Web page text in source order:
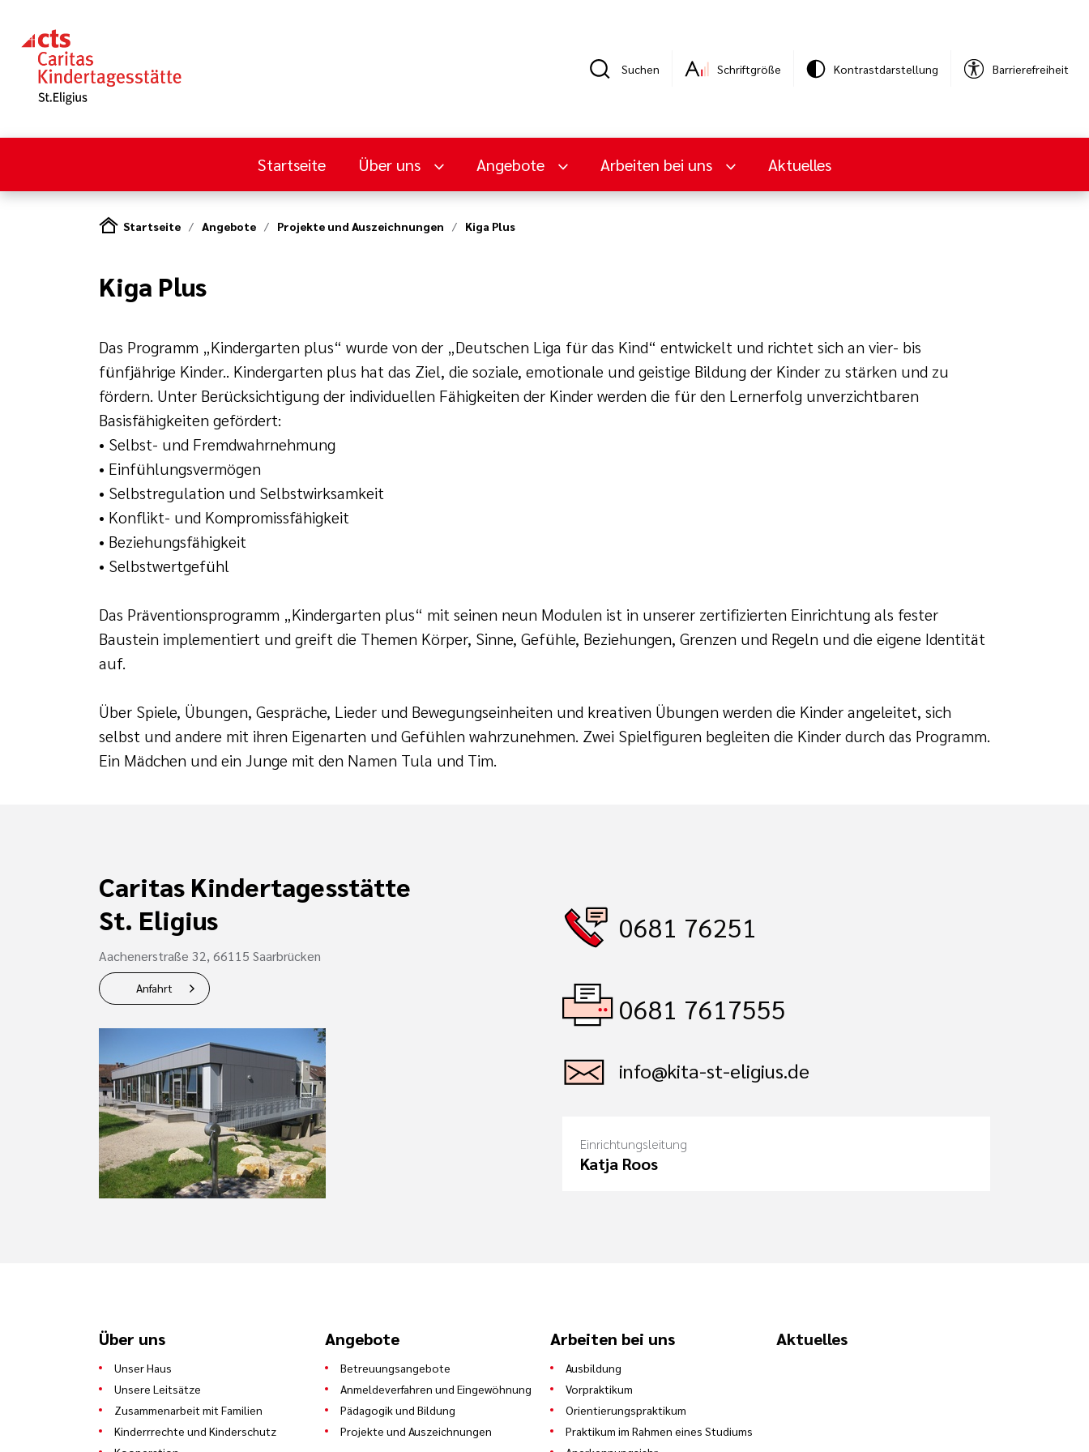
Suchen Schriftgröße Kontrastdarstellung Barrierefreiheit
Startseite Über uns Angebote Arbeiten bei uns Aktuelles
Startseite Angebote Projekte und Auszeichnungen Kiga Plus
Kiga Plus
Das Programm „Kindergarten plus“ wurde von der „Deutschen Liga für das Kind“ entwickelt und richtet sich an vier- bis
fünfjährige Kinder.. Kindergarten plus hat das Ziel, die soziale, emotionale und geistige Bildung der Kinder zu stärken und zu
fördern. Unter Berücksichtigung der individuellen Fähigkeiten der Kinder werden die für den Lernerfolg unverzichtbaren
Basisfähigkeiten gefördert:
• Selbst- und Fremdwahrnehmung
• Einfühlungsvermögen
• Selbstregulation und Selbstwirksamkeit
• Konflikt- und Kompromissfähigkeit
• Beziehungsfähigkeit
• Selbstwertgefühl
Das Präventionsprogramm „Kindergarten plus“ mit seinen neun Modulen ist in unserer zertifizierten Einrichtung als fester
Baustein implementiert und greift die Themen Körper, Sinne, Gefühle, Beziehungen, Grenzen und Regeln und die eigene Identität
auf.
Über Spiele, Übungen, Gespräche, Lieder und Bewegungseinheiten und kreativen Übungen werden die Kinder angeleitet, sich
selbst und andere mit ihren Eigenarten und Gefühlen wahrzunehmen. Zwei Spielfiguren begleiten die Kinder durch das Programm.
Ein Mädchen und ein Junge mit den Namen Tula und Tim.
Caritas Kindertagesstätte
St. Eligius
Aachenerstraße 32, 66115 Saarbrücken
Anfahrt
0681 76251
0681 7617555
info@kita-st-eligius.de
Einrichtungsleitung
Katja Roos
Über uns
Unser Haus
Unsere Leitsätze
Zusammenarbeit mit Familien
Kinderrrechte und Kinderschutz
Angebote
Betreuungsangebote
Anmeldeverfahren und Eingewöhnung
Pädagogik und Bildung
Projekte und Auszeichnungen
Arbeiten bei uns
Ausbildung
Vorpraktikum
Orientierungspraktikum
Praktikum im Rahmen eines Studiums
Aktuelles